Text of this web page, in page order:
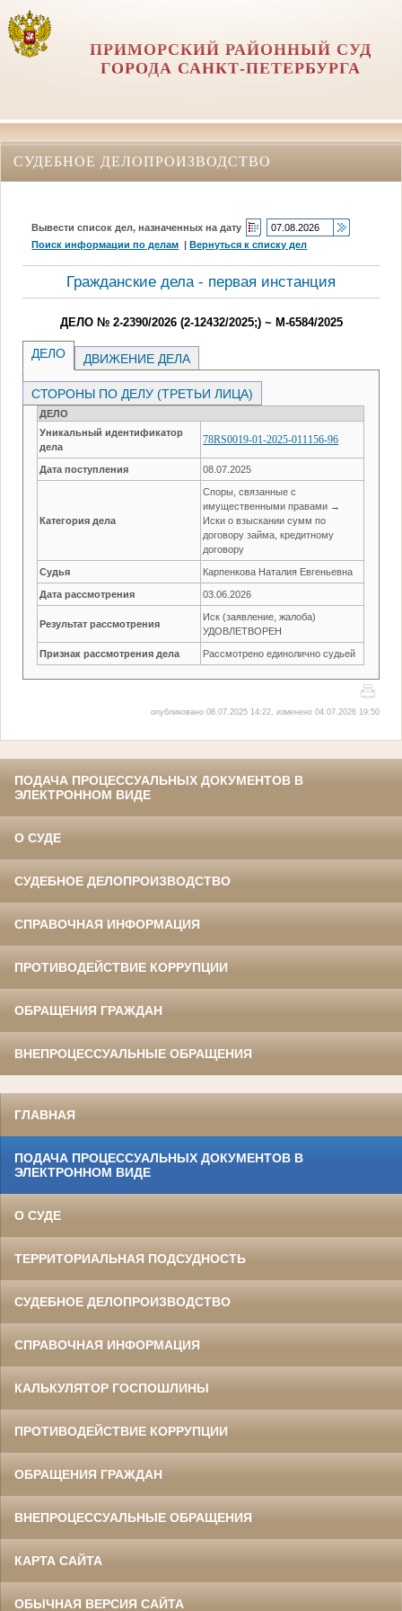
ПРИМОРСКИЙ РАЙОННЫЙ СУД
ГОРОДА САНКТ-ПЕТЕРБУРГА
СУДЕБНОЕ ДЕЛОПРОИЗВОДСТВО
Вывести список дел, назначенных на дату
Поиск информации по делам |Вернуться к списку дел
Гражданские дела - первая инстанция
ДЕЛО № 2-2390/2026 (2-12432/2025;) ~ М-6584/2025
ДЕЛО ДВИЖЕНИЕ ДЕЛА
СТОРОНЫ ПО ДЕЛУ (ТРЕТЬИ ЛИЦА)
ДЕЛО
Уникальный идентификатор
дела
78RS0019-01-2025-011156-96
Дата поступления 08.07.2025
Категория дела
Споры, связанные с
имущественными правами →
Иски о взыскании сумм по
договору займа, кредитному
договору
Судья Карпенкова Наталия Евгеньевна
Дата рассмотрения 03.06.2026
Результат рассмотрения
Иск (заявление, жалоба)
УДОВЛЕТВОРЕН
Признак рассмотрения дела Рассмотрено единолично судьей
опубликовано 08.07.2025 14:22, изменено 04.07.2026 19:50
ПОДАЧА ПРОЦЕССУАЛЬНЫХ ДОКУМЕНТОВ В
ЭЛЕКТРОННОМ ВИДЕ
О СУДЕ
СУДЕБНОЕ ДЕЛОПРОИЗВОДСТВО
СПРАВОЧНАЯ ИНФОРМАЦИЯ
ПРОТИВОДЕЙСТВИЕ КОРРУПЦИИ
ОБРАЩЕНИЯ ГРАЖДАН
ВНЕПРОЦЕССУАЛЬНЫЕ ОБРАЩЕНИЯ
ГЛАВНАЯ
ПОДАЧА ПРОЦЕССУАЛЬНЫХ ДОКУМЕНТОВ В
ЭЛЕКТРОННОМ ВИДЕ
О СУДЕ
ТЕРРИТОРИАЛЬНАЯ ПОДСУДНОСТЬ
СУДЕБНОЕ ДЕЛОПРОИЗВОДСТВО
СПРАВОЧНАЯ ИНФОРМАЦИЯ
КАЛЬКУЛЯТОР ГОСПОШЛИНЫ
ПРОТИВОДЕЙСТВИЕ КОРРУПЦИИ
ОБРАЩЕНИЯ ГРАЖДАН
ВНЕПРОЦЕССУАЛЬНЫЕ ОБРАЩЕНИЯ
КАРТА САЙТА
ОБЫЧНАЯ ВЕРСИЯ САЙТА